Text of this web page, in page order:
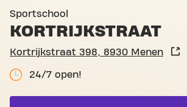
Sportschool
KORTRIJKSTRAAT
Kortrijkstraat 398, 8930 Menen
24/7 open!